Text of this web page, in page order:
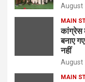
August
MAIN
कांग्रेस
बनाए
नहीं
August
MAIN